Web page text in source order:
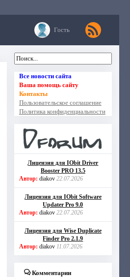
Гость
Все новости сайта
Ваша помощь сайту
Контакты
Пользовательское соглашение
Политика конфиденциальности
Лицензия для IObit Driver
Booster PRO 13.5
Автор: diakov 22.07.2026
Лицензия для IObit Software
Updater Pro 9.0
Автор: diakov 22.07.2026
Лицензия для Wise Duplicate
Finder Pro 2.1.9
Автор: diakov 11.07.2026
Комментарии